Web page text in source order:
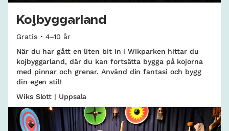
Kojbyggarland
Gratis
4–10 år
När du har gått en liten bit in i Wikparken hittar du
kojbyggarland, där du kan fortsätta bygga på kojorna
med pinnar och grenar. Använd din fantasi och bygg
din egen stil!
Wiks Slott | Uppsala